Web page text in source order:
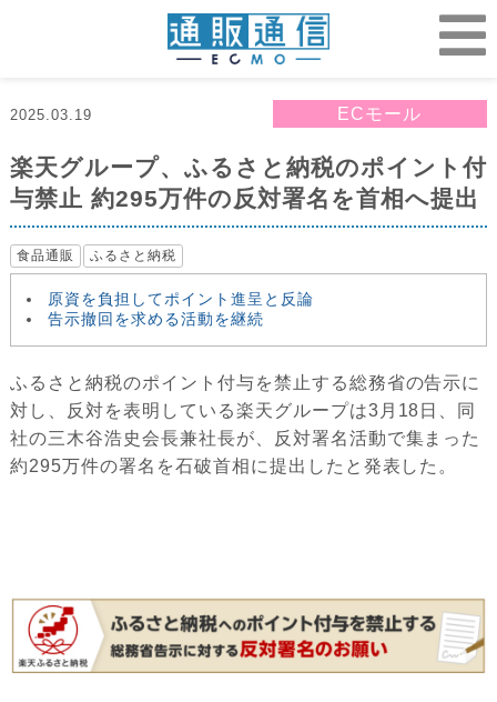
2025.03.19 ECモール
楽天グループ、ふるさと納税のポイント付
与禁止 約295万件の反対署名を首相へ提出
食品通販 ふるさと納税
原資を負担してポイント進呈と反論
告示撤回を求める活動を継続
ふるさと納税のポイント付与を禁止する総務省の告示に
対し、反対を表明している楽天グループは3月18日、同
社の三木谷浩史会長兼社長が、反対署名活動で集まった
約295万件の署名を石破首相に提出したと発表した。